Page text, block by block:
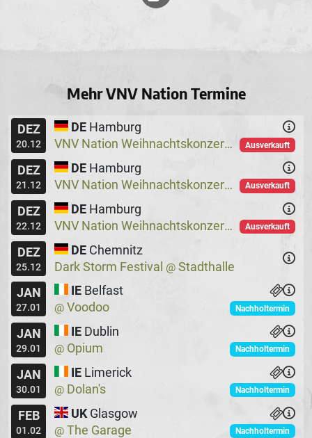
Mehr VNV Nation Termine
DEZ
20.12
DE Hamburg
VNV Nation Weihnachtskonzerte @Logo
Ausverkauft
DEZ
21.12
DE Hamburg
VNV Nation Weihnachtskonzerte @Logo
Ausverkauft
DEZ
22.12
DE Hamburg
VNV Nation Weihnachtskonzerte @Logo
Ausverkauft
DEZ
25.12
DE Chemnitz
Dark Storm Festival @ Stadthalle
JAN
27.01
IE Belfast
@ Voodoo Nachholtermin
JAN
29.01
IE Dublin
@ Opium Nachholtermin
JAN
30.01
IE Limerick
@ Dolan's Nachholtermin
FEB
01.02
UK Glasgow
@ The Garage Nachholtermin